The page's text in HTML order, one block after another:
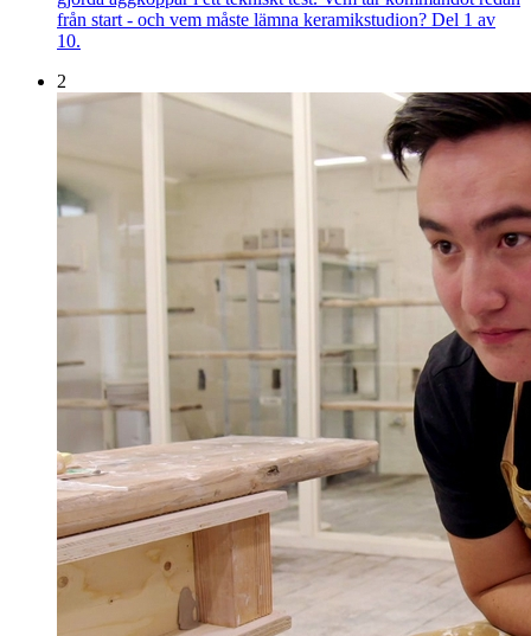
från start - och vem måste lämna keramikstudion? Del 1 av
10.
2